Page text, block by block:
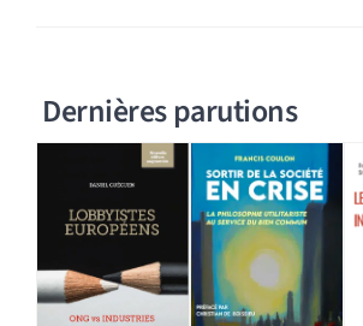
Dernières parutions